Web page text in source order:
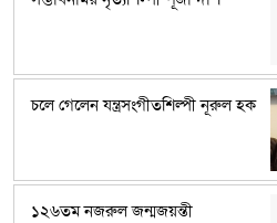
চলে গেলেন যন্ত্রসংগীতশিল্পী নূরুল হক
১২৬তম নজরুল জন্মজয়ন্তী